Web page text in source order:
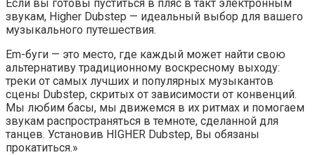
Если вы готовы пуститься в пляс в такт электронным
звукам, Higher Dubstep — идеальный выбор для вашего
музыкального путешествия.
Em-буги — это место, где каждый может найти свою
альтернативу традиционному воскресному выходу:
треки от самых лучших и популярных музыкантов
сцены Dubstep, скритых от зависимости от конвенций.
Мы любим басы, мы движемся в их ритмах и помогаем
звукам распространяться в темноте, сделанной для
танцев. Установив HIGHER Dubstep, Вы обязаны
прокатиться.»